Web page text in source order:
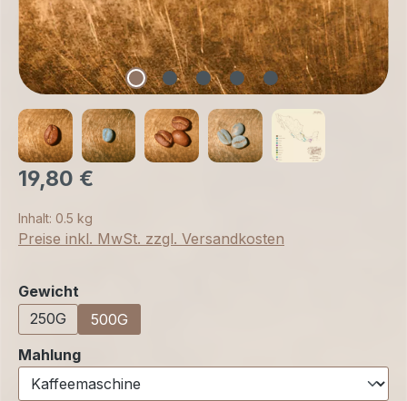
19,80 €
Inhalt: 0.5 kg
Preise inkl. MwSt. zzgl. Versandkosten
Gewicht
250G
500G
Mahlungauswählen